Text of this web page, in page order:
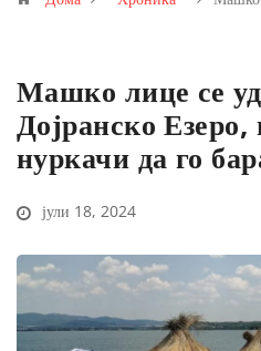
Машко лице се
Дојранско Езеро,
нуркачи да го
јули 18, 2024